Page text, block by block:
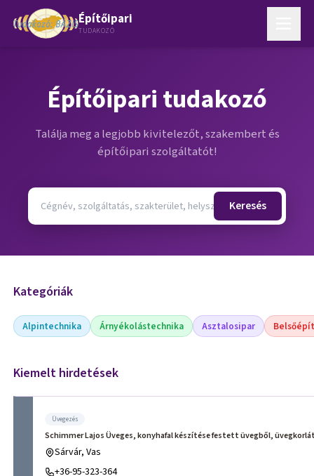
Építőipari
TUDAKOZÓ
Építőipari tudakozó
Találja meg a legjobb kivitelezőt, szakembert és
építőipari szolgáltatót!
Keresés
Kategóriák
Alpintechnika Árnyékolástechnika Asztalosipar
Kiemelt hirdetések
Üvegezés
Schimmer Lajos Üveges, konyhafal készítése festett üvegből,
Sárvár, Vas
+36-95-323-364